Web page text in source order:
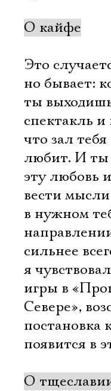
О кайфе
Это
но бывает:
ты
спектакль
что зал тебя
любит. И ты
эту любовь
вести
в нужном
сильнее
я
игры в
Севере»,
постановка
появится в
О